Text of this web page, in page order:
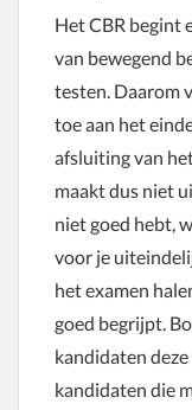
Het CBR begint
van bewegend
testen. Daarom
toe aan het
afsluiting van
maakt dus niet
niet goed hebt,
voor je
het examen
goed begrijpt.
kandidaten
kandidaten die